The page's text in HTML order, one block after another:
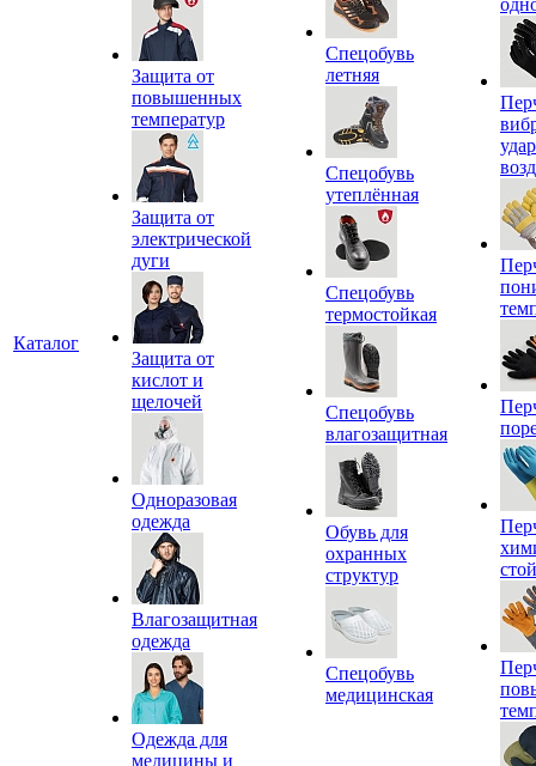
Каталог
Защита от
повышенных
температур
Защита от
электрической
дуги
Защита от
кислот и
щелочей
Одноразовая
одежда
Влагозащитная
одежда
Одежда для
медицины и
Спецобувь
летняя
Спецобувь
утеплённая
Спецобувь
термостойкая
Спецобувь
влагозащитная
Обувь для
охранных
структур
Спецобувь
медицинская